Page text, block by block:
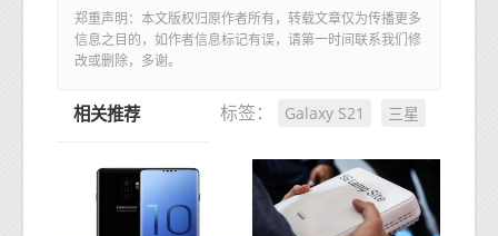
郑重声明：本文版权归原作者所有，转载文章仅为传播更多
信息之目的，如作者信息标记有误，请第一时间联系我们修
改或删除，多谢。
标签： Galaxy S21 三星
相关推荐